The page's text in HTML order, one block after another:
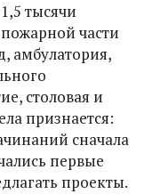
тысячи
части
амбулатория,
столовая и
признается:
сначала
первые
проекты.